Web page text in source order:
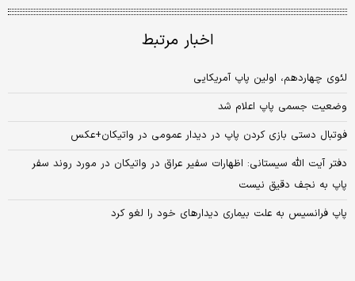
اخبار مرتبط
لئوی چهاردهم، اولین پاپ آمریکایی
وضعیت جسمی پاپ اعلام شد
فوتبال دستی بازی کردن پاپ در دیدار عمومی در واتیکان+عکس
دفتر آیت الله سیستانی: اظهارات سفیر عراق در واتیکان در مورد روند سفر
پاپ به نجف دقیق نیست
پاپ فرانسیس به علت بیماری دیدارهای خود را لغو کرد